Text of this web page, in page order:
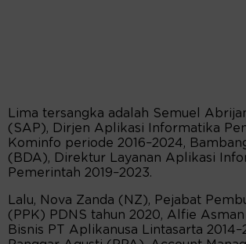
Lima tersangka adalah Semuel
(SAP), Dirjen Aplikasi Informatika
Kominfo periode 2016–2024,
(BDA), Direktur Layanan Aplikasi
Pemerintah 2019–2023.
Lalu, Nova Zanda (NZ), Pejabat
(PPK) PDNS tahun 2020, Alfie
Bisnis PT Aplikanusa Lintasarta